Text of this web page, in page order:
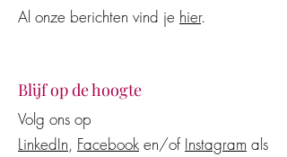
Al onze berichten vind je hier.
Blijf op de hoogte
Volg ons op
LinkedIn, Facebook en/of Instagram als